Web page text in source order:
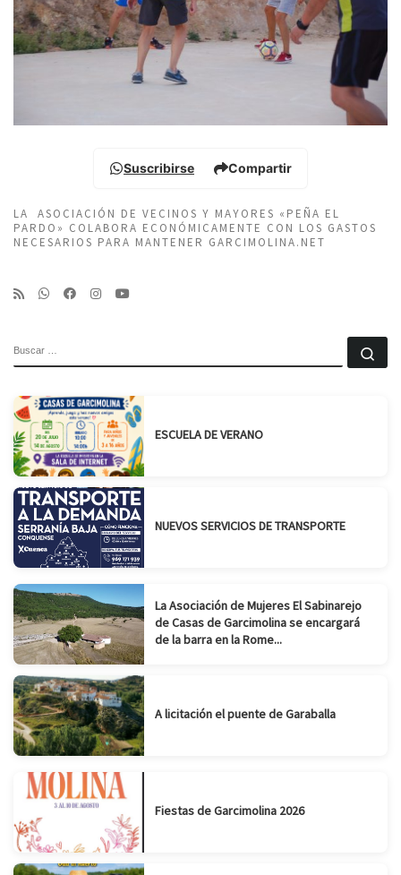
Suscribirse Compartir
LA ASOCIACIÓN DE VECINOS Y MAYORES «PEÑA EL
PARDO» COLABORA ECONÓMICAMENTE CON LOS GASTOS
NECESARIOS PARA MANTENER GARCIMOLINA.NET
BUSCAR
ESCUELA DE VERANO
NUEVOS SERVICIOS DE TRANSPORTE
La Asociación de Mujeres El Sabinarejo
de Casas de Garcimolina se encargará
de la barra en la Rome...
A licitación el puente de Garaballa
Fiestas de Garcimolina 2026